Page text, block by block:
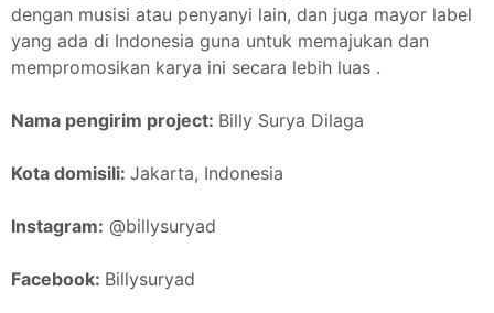
dengan musisi atau penyanyi lain, dan juga mayor label
yang ada di Indonesia guna untuk memajukan dan
mempromosikan karya ini secara lebih luas .
Nama pengirim project: Billy Surya Dilaga
Kota domisili: Jakarta, Indonesia
Instagram: @billysuryad
Facebook: Billysuryad